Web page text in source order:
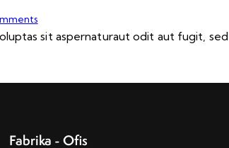
sit aspernaturaut odit aut fugit,
Fabrika - Ofis